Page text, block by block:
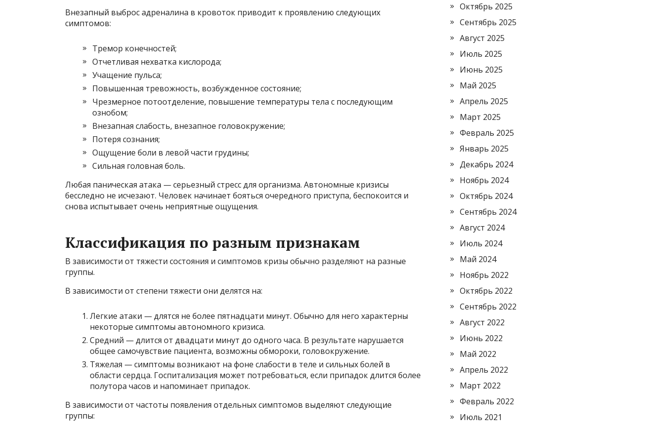
Внезапный выброс адреналина в кровоток приводит к проявлению следующих
симптомов:
Тремор конечностей;
Отчетливая нехватка кислорода;
Учащение пульса;
Повышенная тревожность, возбужденное состояние;
Чрезмерное потоотделение, повышение температуры тела с последующим
ознобом;
Внезапная слабость, внезапное головокружение;
Потеря сознания;
Ощущение боли в левой части грудины;
Сильная головная боль.
Любая паническая атака — серьезный стресс для организма. Автономные кризисы
бесследно не исчезают. Человек начинает бояться очередного приступа, беспокоится и
снова испытывает очень неприятные ощущения.
Классификация по разным признакам
В зависимости от тяжести состояния и симптомов кризы обычно разделяют на разные
группы.
В зависимости от степени тяжести они делятся на:
Легкие атаки — длятся не более пятнадцати минут. Обычно для него характерны
некоторые симптомы автономного кризиса.
Средний — длится от двадцати минут до одного часа. В результате нарушается
общее самочувствие пациента, возможны обмороки, головокружение.
Тяжелая — симптомы возникают на фоне слабости в теле и сильных болей в
области сердца. Госпитализация может потребоваться, если припадок длится более
полутора часов и напоминает припадок.
В зависимости от частоты появления отдельных симптомов выделяют следующие
группы:
Октябрь 2025
Сентябрь 2025
Август 2025
Июль 2025
Июнь 2025
Май 2025
Апрель 2025
Март 2025
Февраль 2025
Январь 2025
Декабрь 2024
Ноябрь 2024
Октябрь 2024
Сентябрь 2024
Август 2024
Июль 2024
Май 2024
Ноябрь 2022
Октябрь 2022
Сентябрь 2022
Август 2022
Июнь 2022
Май 2022
Апрель 2022
Март 2022
Февраль 2022
Июль 2021